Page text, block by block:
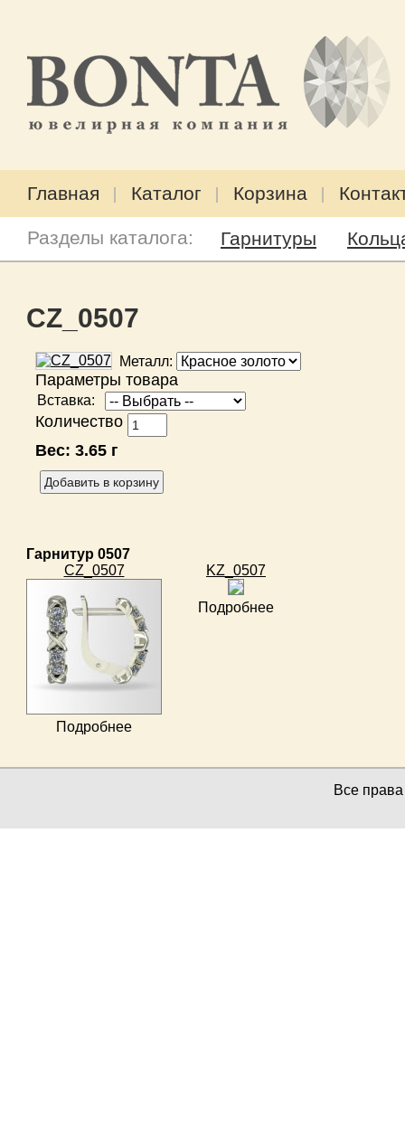
Главная Каталог Корзина
Разделы каталога: Гарнитуры
CZ_0507
Металл:
Параметры товара
Вставка:
Количество
Вес: 3.65 г
Гарнитур 0507
CZ_0507
Подробнее
KZ_0507
Подробнее
Все